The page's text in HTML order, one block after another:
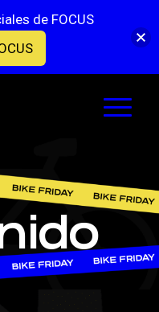
de FOCUS